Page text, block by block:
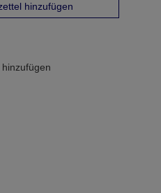
hinzufügen